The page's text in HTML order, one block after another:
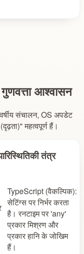
आश्वासन
संचालन, OS अपडेट
महत्वपूर्ण हैं।
तंत्र
TypeScript (वैकल्पिक):
सेटिंग्स पर निर्भर करता
है। रनटाइम पर 'any'
प्रकार मिश्रण और
प्रकार हानि के जोखिम
हैं।